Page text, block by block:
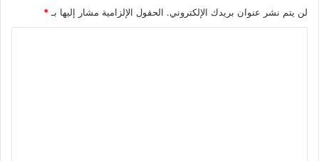
لن يتم نشر عنوان بريدك الإلكتروني. الحقول الإلزامية مشار إليها بـ *